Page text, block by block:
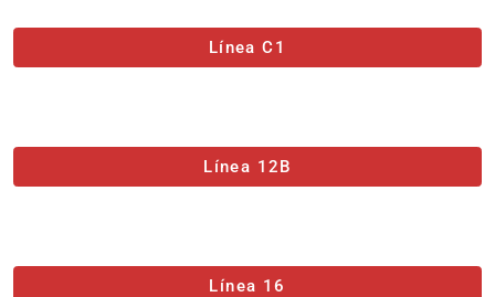
Línea C1
Línea 12B
Línea 16